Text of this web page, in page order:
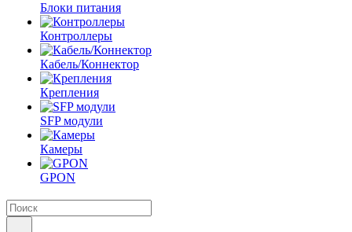
Блоки питания
Контроллеры
Кабель/Коннектор
Крепления
SFP модули
Камеры
GPON